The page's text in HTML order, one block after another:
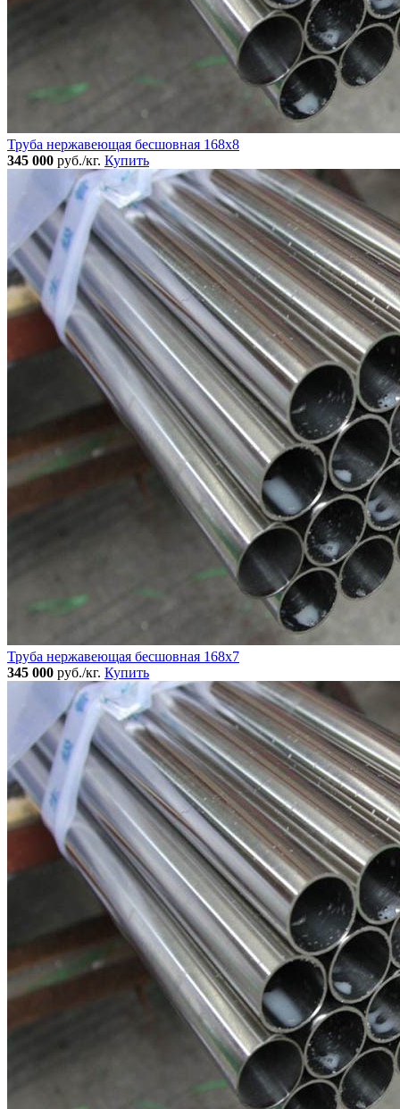
Труба нержавеющая бесшовная 168x8
345 000 руб./кг. Купить
Труба нержавеющая бесшовная 168x7
345 000 руб./кг. Купить